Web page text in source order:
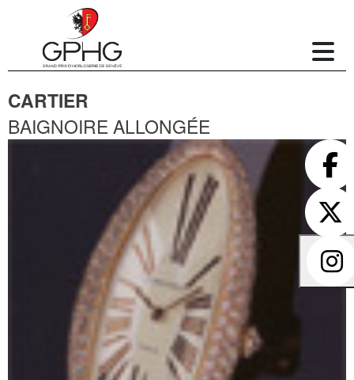
CARTIER
BAIGNOIRE ALLONGÉE